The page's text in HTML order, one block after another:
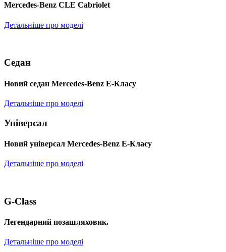
Mercedes-Benz CLE Cabriolet
Детальніше про моделі
Седан
Новий седан Mercedes-Benz Е-Класу
Детальніше про моделі
Універсал
Новий універсал Mercedes-Benz E-Класу
Детальніше про моделі
G-Class
Легендарний позашляховик.
Детальніше про моделі